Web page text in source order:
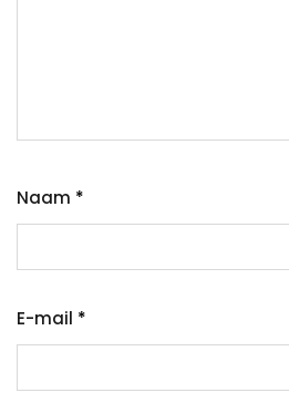
Naam *
E-mail *